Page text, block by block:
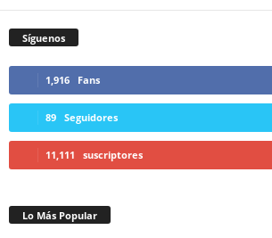
Síguenos
1,916 Fans
89 Seguidores
11,111 suscriptores
Lo Más Popular